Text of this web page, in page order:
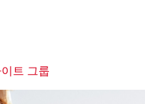
트 그룹